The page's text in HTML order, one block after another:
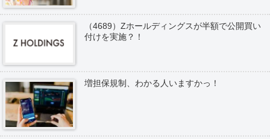
（4689）Zホールディングスが半額で公開買い
付けを実施？！
増担保規制、わかる人いますかっ！